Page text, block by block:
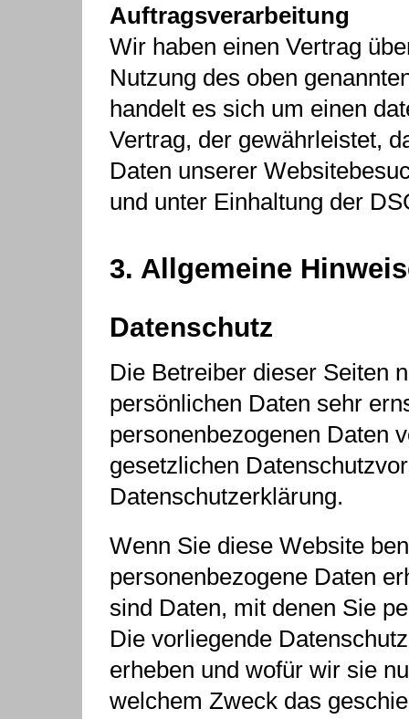
Auftragsverarbeitung
Wir haben einen Vertrag
Nutzung des oben
handelt es sich um einen
Vertrag, der gewährleistet,
Daten unserer
und unter Einhaltung der
3. Allgemeine
Datenschutz
Die Betreiber dieser Seiten
persönlichen Daten sehr
personenbezogenen Daten
gesetzlichen
Datenschutzerklärung.
Wenn Sie diese Website
personenbezogene Daten
sind Daten, mit denen Sie
Die vorliegende
erheben und wofür wir sie
welchem Zweck das